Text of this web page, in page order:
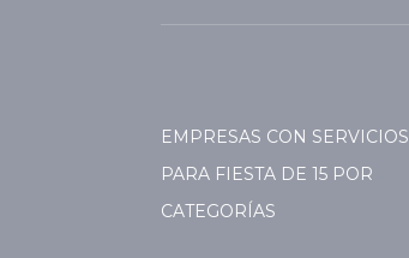
EMPRESAS CON SERVICIOS
PARA FIESTA DE 15 POR
CATEGORÍAS